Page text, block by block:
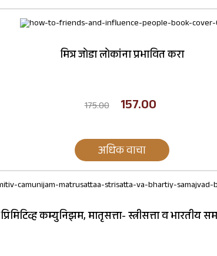
मित्र जोडा लोकांना प्रभावित करा
175.00 157.00
अधिक वाचा
प्रिमिटिव्ह कम्युनिझम, मातृसत्ता- स्त्रीसत्ता व भारतीय